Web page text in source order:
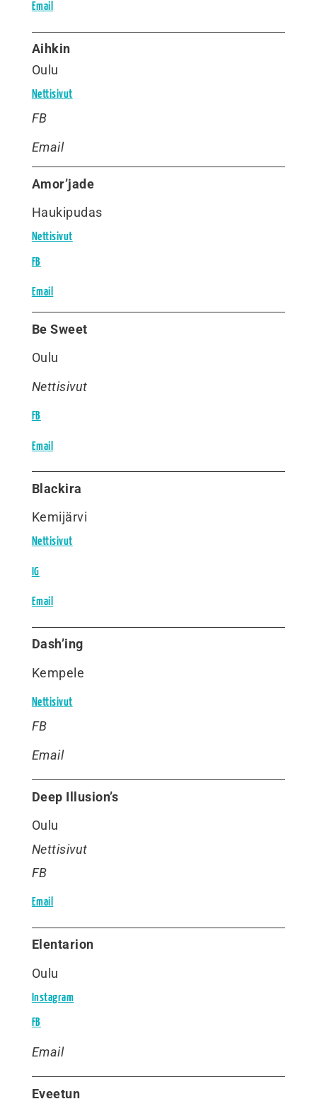
Email
Aihkin
Oulu
Nettisivut
FB
Email
Amor’jade
Haukipudas
Nettisivut
FB
Email
Be Sweet
Oulu
Nettisivut
FB
Email
Blackira
Kemijärvi
Nettisivut
IG
Email
Dash’ing
Kempele
Nettisivut
FB
Email
Deep Illusion’s
Oulu
Nettisivut
FB
Email
Elentarion
Oulu
Instagram
FB
Email
Eveetun